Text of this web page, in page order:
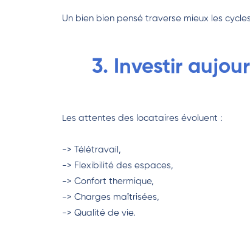
Un bien bien pensé traverse mieux les
3. Investir
Les attentes des locataires évoluent :
-> Télétravail,
-> Flexibilité des espaces,
-> Confort thermique,
-> Charges maîtrisées,
-> Qualité de vie.